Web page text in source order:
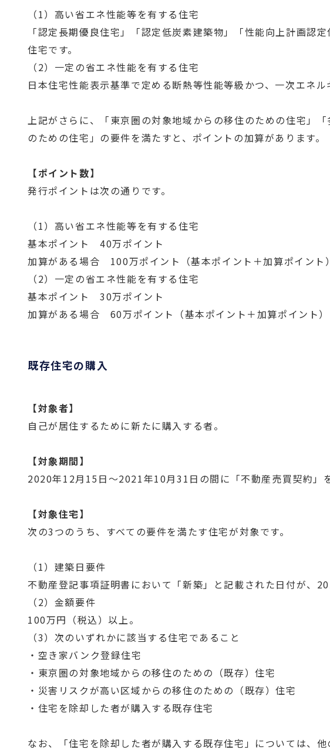
（1）高い省エネ性能等を有する住宅
「認定長期優良住宅」「認定低炭素建築物」「性能向上計画認
住宅です。
（2）一定の省エネ性能を有する住宅
日本住宅性能表示基準で定める断熱等性能等級かつ、一次エネ
上記がさらに、「東京圏の対象地域からの移住のための住宅」
のための住宅」の要件を満たすと、ポイントの加算があります。
【ポイント数】
発行ポイントは次の通りです。
（1）高い省エネ性能等を有する住宅
基本ポイント 40万ポイント
加算がある場合 100万ポイント（基本ポイント＋加算ポイント）
（2）一定の省エネ性能を有する住宅
基本ポイント 30万ポイント
加算がある場合 60万ポイント（基本ポイント＋加算ポイント）
既存住宅の購入
【対象者】
自己が居住するために新たに購入する者。
【対象期間】
2020年12月15日～2021年10月31日の間に「不動産売買契約」
【対象住宅】
次の3つのうち、すべての要件を満たす住宅が対象です。
（1）建築日要件
不動産登記事項証明書において「新築」と記載された日付が、
（2）金額要件
100万円（税込）以上。
（3）次のいずれかに該当する住宅であること
・空き家バンク登録住宅
・東京圏の対象地域からの移住のための（既存）住宅
・災害リスクが高い区域からの移住のための（既存）住宅
・住宅を除却した者が購入する既存住宅
なお、「住宅を除却した者が購入する既存住宅」については、